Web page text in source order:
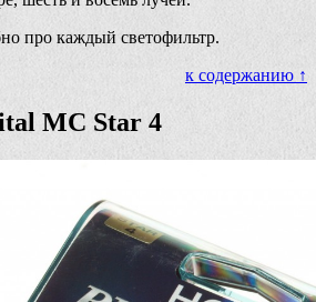
про каждый светофильтр.
к содержанию ↑
MC Star 4